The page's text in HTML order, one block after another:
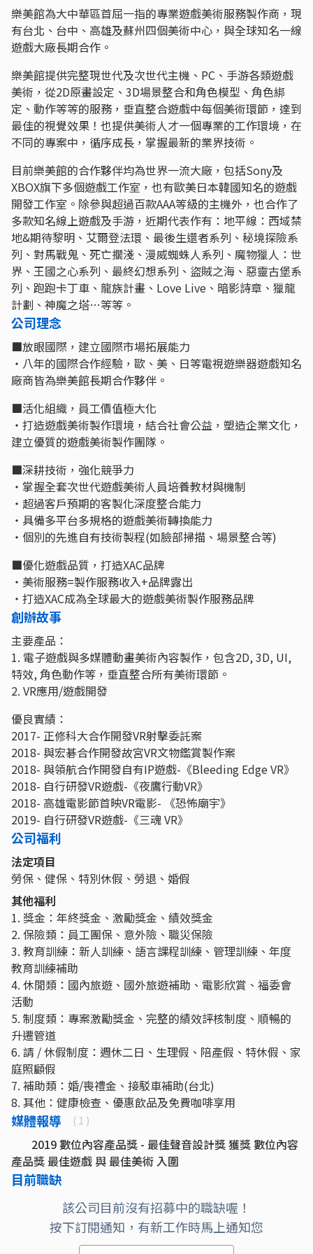
樂美館為大中華區首屈一指的專業遊戲美術服務製作商，現
有台北、台中、高雄及蘇州四個美術中心，與全球知名一線
遊戲大廠長期合作。
樂美館提供完整現世代及次世代主機、PC、手游各類遊戲
美術，從2D原畫設定、3D場景整合和角色模型、角色綁
定、動作等等的服務，垂直整合遊戲中每個美術環節，達到
最佳的視覺效果！也提供美術人才一個專業的工作環境，在
不同的專案中，循序成長，掌握最新的業界技術。
目前樂美館的合作夥伴均為世界一流大廠，包括Sony及
XBOX旗下多個遊戲工作室，也有歐美日本韓國知名的遊戲
開發工作室。除參與超過百款AAA等級的主機外，也合作了
多款知名線上遊戲及手游，近期代表作有：地平線：西域禁
地&期待黎明、艾爾登法環、最後生還者系列、秘境探險系
列、對馬戰鬼、死亡擱淺、漫威蜘蛛人系列、魔物獵人：世
界、王國之心系列、最終幻想系列、盜賊之海、惡靈古堡系
列、跑跑卡丁車、龍族計畫、Love Live、暗影詩章、獵龍
計劃、神魔之塔…等等。
公司理念
■放眼國際，建立國際市場拓展能力
‧八年的國際合作經驗，歐、美、日等電視遊樂器遊戲知名
廠商皆為樂美館長期合作夥伴。
■活化組織，員工價值極大化
‧打造遊戲美術製作環境，結合社會公益，塑造企業文化，
建立優質的遊戲美術製作團隊。
■深耕技術，強化競爭力
‧掌握全套次世代遊戲美術人員培養教材與機制
‧超過客戶預期的客製化深度整合能力
‧具備多平台多規格的遊戲美術轉換能力
‧個別的先進自有技術製程(如臉部掃描、場景整合等)
■優化遊戲品質，打造XAC品牌
‧美術服務=製作服務收入+品牌露出
‧打造XAC成為全球最大的遊戲美術製作服務品牌
創辦故事
主要產品：
1. 電子遊戲與多媒體動畫美術內容製作，包含2D, 3D, UI,
特效, 角色動作等，垂直整合所有美術環節。
2. VR應用/遊戲開發
優良實績：
2017- 正修科大合作開發VR射擊委託案
2018- 與宏碁合作開發故宮VR文物鑑賞製作案
2018- 與領航合作開發自有IP遊戲-《Bleeding Edge VR》
2018- 自行研發VR遊戲-《夜鷹行動VR》
2018- 高雄電影節首映VR電影- 《恐怖廟宇》
2019- 自行研發VR遊戲-《三魂 VR》
公司福利
法定項目
勞保、健保、特別休假、勞退、婚假
其他福利
1. 獎金：年終獎金、激勵獎金、績效獎金
2. 保險類：員工團保、意外險、職災保險
3. 教育訓練：新人訓練、語言課程訓練、管理訓練、年度
教育訓練補助
4. 休閒類：國內旅遊、國外旅遊補助、電影欣賞、福委會
活動
5. 制度類：專案激勵獎金、完整的績效評核制度、順暢的
升遷管道
6. 請 / 休假制度：週休二日、生理假、陪產假、特休假、家
庭照顧假
7. 補助類：婚/喪禮金、接駁車補助(台北)
8. 其他：健康檢查、優惠飲品及免費咖啡享用
媒體報導 ( 1 )
2019 數位內容產品獎 - 最佳聲音設計獎 獲獎 數位內容
產品獎 最佳遊戲 與 最佳美術 入圍
目前職缺
該公司目前沒有招募中的職缺喔！
按下訂閱通知，有新工作時馬上通知您